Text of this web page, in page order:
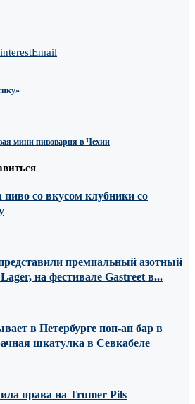
Email
мини пивоварня в Чехии
со вкусом клубники со
премиальный азотный
на фестивале Gastreet в...
в Петербурге поп-ап бар в
шкатулка в Севкабеле
права на Trumer Pils